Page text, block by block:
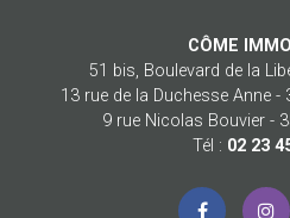
CÔME
51 bis, Boulevard de la
13 rue de la Duchesse Anne -
9 rue Nicolas Bouvier -
Tél : 02 23